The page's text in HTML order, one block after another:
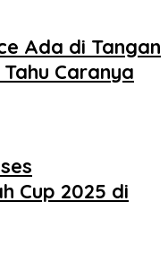
Ada di Tangan
Caranya
Cup 2025 di